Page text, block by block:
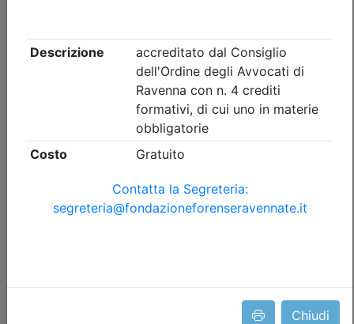
Chiudi
Priorità iscrizioni
Allegati
Posti disponibili:
Iscrizione
A pagamento